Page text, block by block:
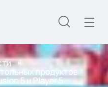
продуктов
5 и Player 5